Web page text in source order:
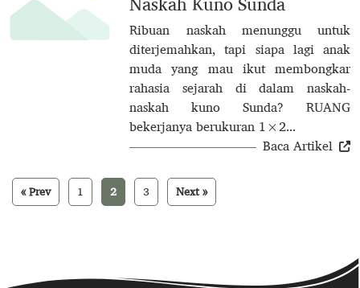
Ribuan naskah menunggu untuk
diterjemahkan, tapi siapa lagi anak
muda yang mau ikut membongkar
rahasia sejarah di dalam naskah-
naskah kuno Sunda? RUANG
bekerjanya berukuran 1×2...
Baca Artikel
« Prev 1 2 3 Next »